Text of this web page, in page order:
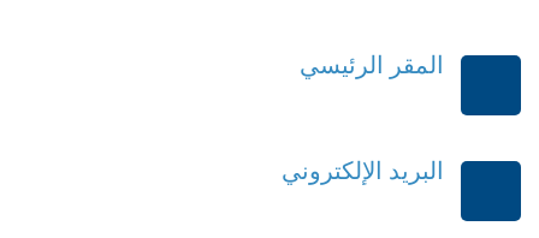
المقر الرئيسي
البريد الإلكتروني